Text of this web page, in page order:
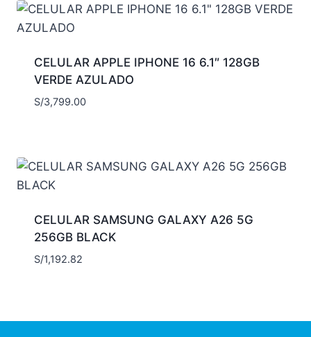
CELULAR APPLE IPHONE 16 6.1″ 128GB
VERDE AZULADO
S/3,799.00
CELULAR SAMSUNG GALAXY A26 5G
256GB BLACK
S/1,192.82